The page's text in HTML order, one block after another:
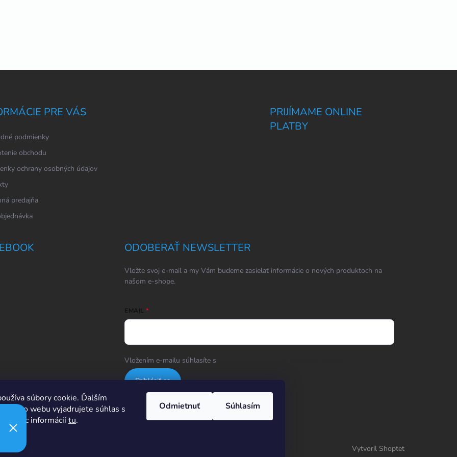
súbory cookie. Ďalším
tohto webu vyjadrujete súhlas s
Viac informáciítu.
Odmietnuť Súhlasím
PRE VÁS
podmienky
obchodu
ochrany osobných údajov
predajňa
PRIJÍMAME ONLINE
PLATBY
ODOBERAŤ NEWSLETTER
Vložte svoj e-mail a my Vám budeme zasielať informácie o nových produktoch na
našom e-shope.
EMAIL
Vložením e-mailu súhlasíte s
Prihlásiť sa
Hodnotenie obchodu
Vytvoril Shoptet